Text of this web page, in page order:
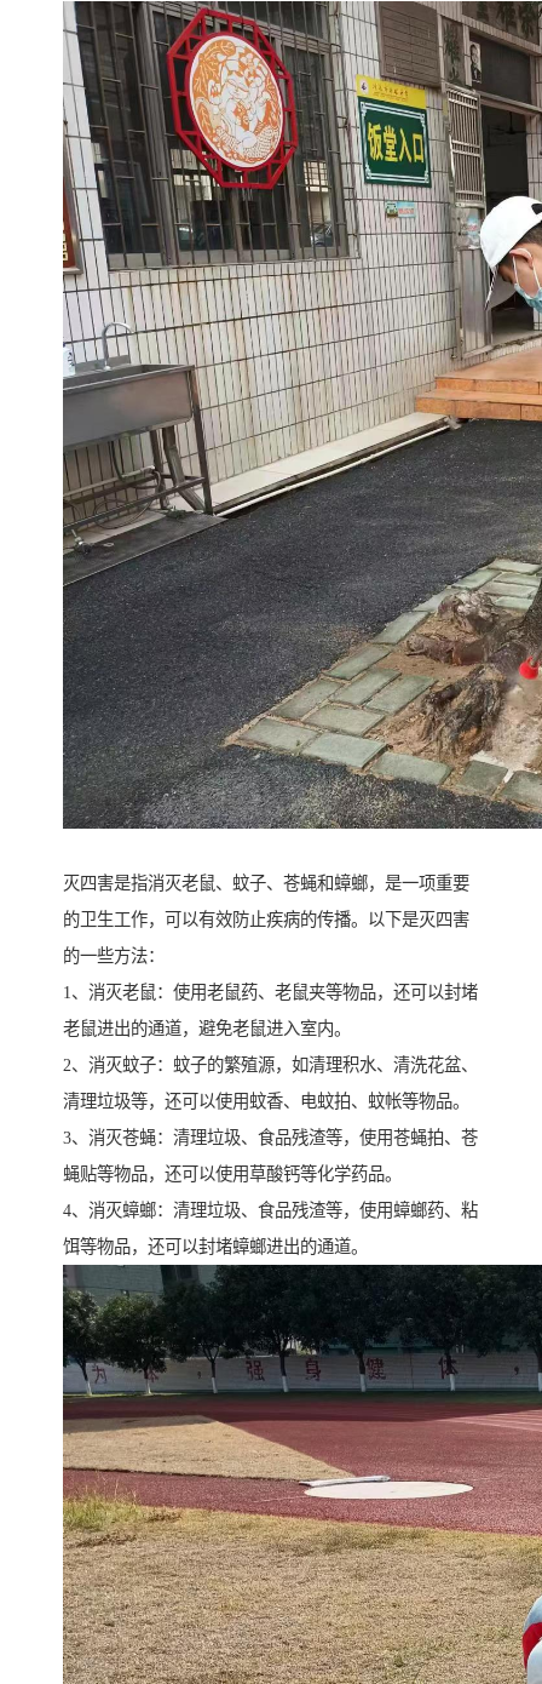
灭四害是指消灭老鼠、蚊子、苍蝇和蟑螂，是一项重要
的卫生工作，可以有效防止疾病的传播。以下是灭四害
的一些方法：
1、消灭老鼠：使用老鼠药、老鼠夹等物品，还可以封堵
老鼠进出的通道，避免老鼠进入室内。
2、消灭蚊子：蚊子的繁殖源，如清理积水、清洗花盆、
清理垃圾等，还可以使用蚊香、电蚊拍、蚊帐等物品。
3、消灭苍蝇：清理垃圾、食品残渣等，使用苍蝇拍、苍
蝇贴等物品，还可以使用草酸钙等化学药品。
4、消灭蟑螂：清理垃圾、食品残渣等，使用蟑螂药、粘
饵等物品，还可以封堵蟑螂进出的通道。